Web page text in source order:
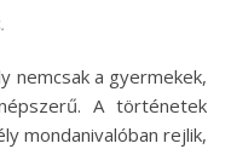
A történetek
mondanivalóban rejlik,